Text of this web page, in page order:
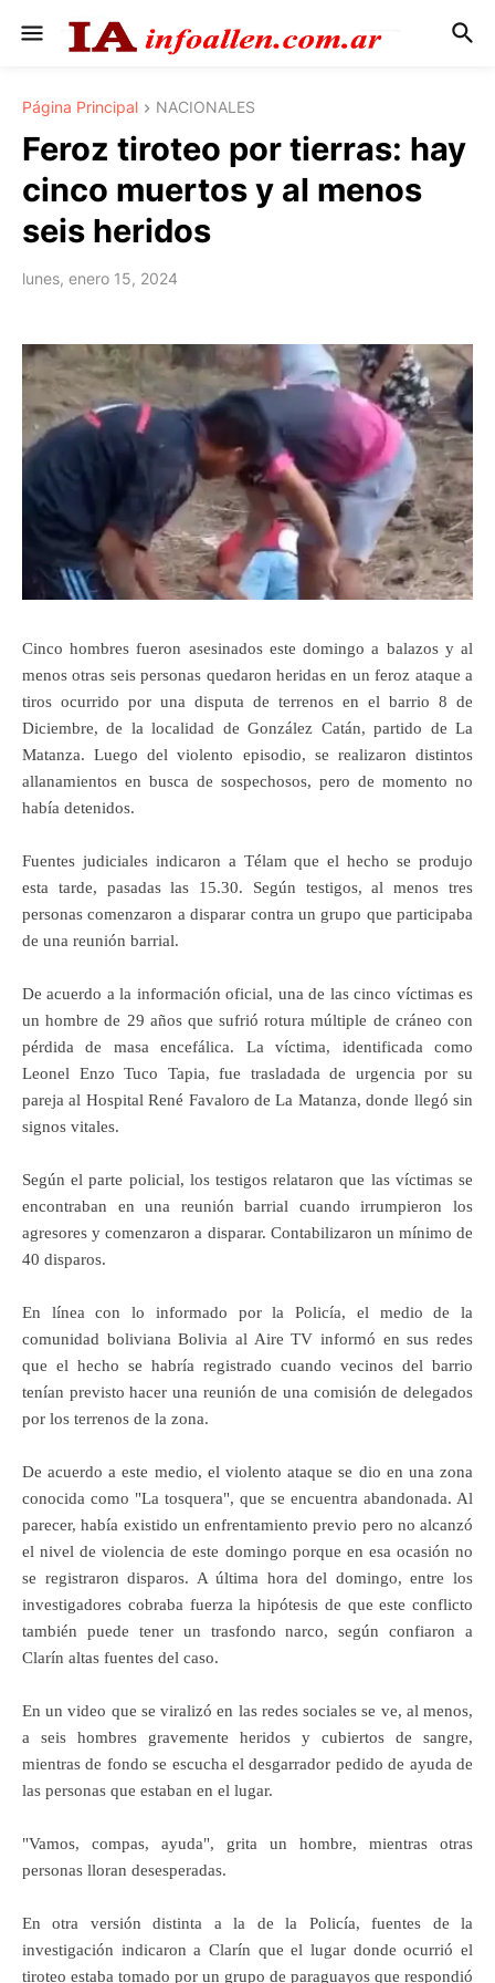
Página Principal NACIONALES
Feroz tiroteo por tierras: hay
cinco muertos y al menos
seis heridos
lunes, enero 15, 2024
Cinco hombres fueron asesinados este domingo a balazos y al
menos otras seis personas quedaron heridas en un feroz ataque a
tiros ocurrido por una disputa de terrenos en el barrio 8 de
Diciembre, de la localidad de González Catán, partido de La
Matanza. Luego del violento episodio, se realizaron distintos
allanamientos en busca de sospechosos, pero de momento no
había detenidos.
Fuentes judiciales indicaron a Télam que el hecho se produjo
esta tarde, pasadas las 15.30. Según testigos, al menos tres
personas comenzaron a disparar contra un grupo que participaba
de una reunión barrial.
De acuerdo a la información oficial, una de las cinco víctimas es
un hombre de 29 años que sufrió rotura múltiple de cráneo con
pérdida de masa encefálica. La víctima, identificada como
Leonel Enzo Tuco Tapia, fue trasladada de urgencia por su
pareja al Hospital René Favaloro de La Matanza, donde llegó sin
signos vitales.
Según el parte policial, los testigos relataron que las víctimas se
encontraban en una reunión barrial cuando irrumpieron los
agresores y comenzaron a disparar. Contabilizaron un mínimo de
40 disparos.
En línea con lo informado por la Policía, el medio de la
comunidad boliviana Bolivia al Aire TV informó en sus redes
que el hecho se habría registrado cuando vecinos del barrio
tenían previsto hacer una reunión de una comisión de delegados
por los terrenos de la zona.
De acuerdo a este medio, el violento ataque se dio en una zona
conocida como "La tosquera", que se encuentra abandonada. Al
parecer, había existido un enfrentamiento previo pero no alcanzó
el nivel de violencia de este domingo porque en esa ocasión no
se registraron disparos. A última hora del domingo, entre los
investigadores cobraba fuerza la hipótesis de que este conflicto
también puede tener un trasfondo narco, según confiaron a
Clarín altas fuentes del caso.
En un video que se viralizó en las redes sociales se ve, al menos,
a seis hombres gravemente heridos y cubiertos de sangre,
mientras de fondo se escucha el desgarrador pedido de ayuda de
las personas que estaban en el lugar.
"Vamos, compas, ayuda", grita un hombre, mientras otras
personas lloran desesperadas.
En otra versión distinta a la de la Policía, fuentes de la
investigación indicaron a Clarín que el lugar donde ocurrió el
tiroteo estaba tomado por un grupo de paraguayos que respondió